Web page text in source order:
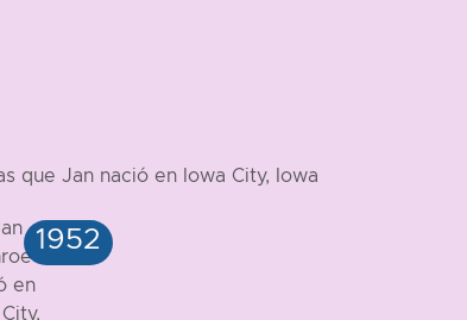
que Jan nació en Iowa City, Iowa